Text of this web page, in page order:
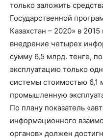
только заложить
Государственной
Казахстан – 2020» в
внедрение четырех
сумму 6,5 млрд. тенге,
эксплуатацию только
системы стоимостью 6,1
промышленную
По плану показатель
информационного
органов» должен